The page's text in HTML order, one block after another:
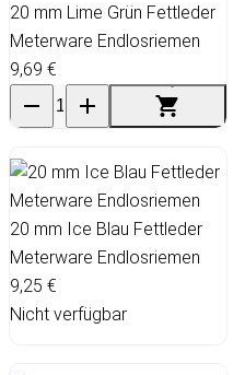
20 mm Lime Grün Fettleder
Meterware Endlosriemen
9,69 €
20 mm Ice Blau Fettleder
Meterware Endlosriemen
9,25 €
Nicht verfügbar